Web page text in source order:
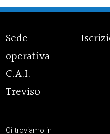
Sede
operativa
C.A.I.
Treviso
Ci troviamo in